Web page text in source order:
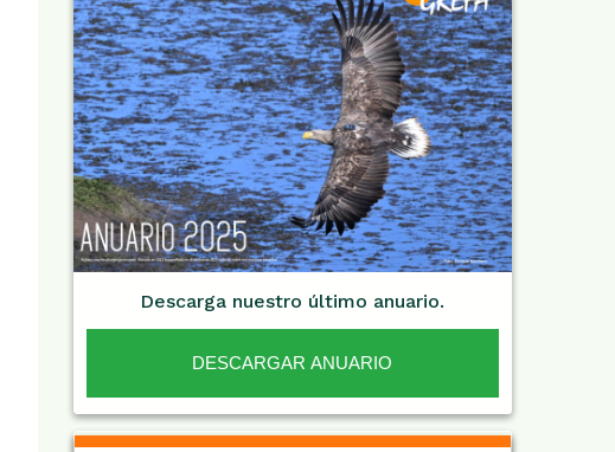
Descarga nuestro último anuario.
DESCARGAR ANUARIO